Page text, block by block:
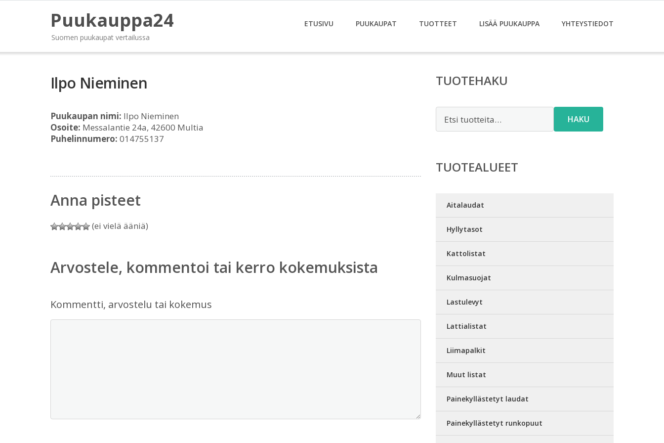
Puukauppa24
Suomen puukaupat vertailussa
ETUSIVU PUUKAUPAT TUOTTEET LISÄÄ PUUKAUPPA YHTEYSTIEDOT
Ilpo Nieminen
Puukaupan nimi: Ilpo Nieminen
Osoite: Messalantie 24a, 42600 Multia
Puhelinnumero: 014755137
Anna pisteet
(ei vielä ääniä)
Arvostele, kommentoi tai kerro kokemuksista
Kommentti, arvostelu tai kokemus
TUOTEHAKU
HAKU
TUOTEALUEET
Aitalaudat
Hyllytasot
Kattolistat
Kulmasuojat
Lastulevyt
Lattialistat
Liimapalkit
Muut listat
Painekyllästetyt laudat
Painekyllästetyt runkopuut